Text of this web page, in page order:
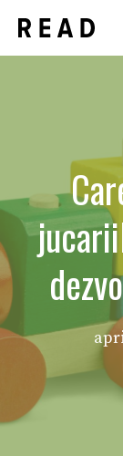
conținut